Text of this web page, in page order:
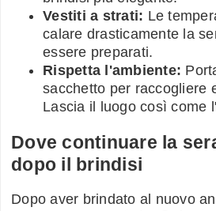
Vestiti a strati: Le
calare drasticamente la
essere preparati.
Rispetta l'ambiente:
sacchetto per raccogliere
Lascia il luogo così come
Dove continuare la
dopo il brindisi
Dopo aver brindato al nuovo